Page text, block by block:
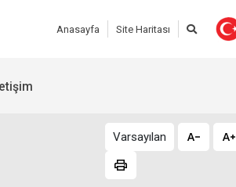
Anasayfa Site Haritası
Varsayılan